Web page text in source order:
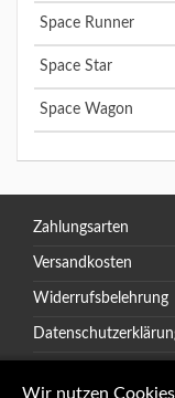
Space Runner
Space Star
Space Wagon
Zahlungsarten
Versandkosten
Widerrufsbelehrung
Wir nutzen